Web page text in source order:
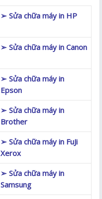
➢ Sửa chữa máy in HP
➢ Sửa chữa máy in Canon
➢ Sửa chữa máy in
Epson
➢ Sửa chữa máy in
Brother
➢ Sửa chữa máy in FuJi
Xerox
➢ Sửa chữa máy in
Samsung